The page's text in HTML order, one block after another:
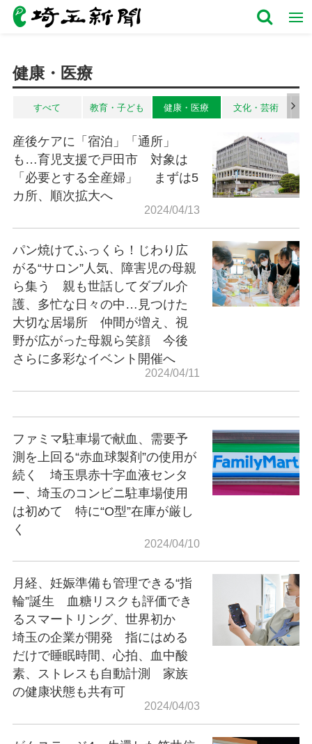
健康・医療
すべて 教育・子ども 健康・医療 文化・芸術
産後ケアに「宿泊」「通所」
も…育児支援で戸田市 対象は
「必要とする全産婦」 まずは5
カ所、順次拡大へ
2024/04/13
パン焼けてふっくら！じわり広
がる“サロン”人気、障害児の母親
ら集う 親も世話してダブル介
護、多忙な日々の中…見つけた
大切な居場所 仲間が増え、視
野が広がった母親ら笑顔 今後
さらに多彩なイベント開催へ
2024/04/11
ファミマ駐車場で献血、需要予
測を上回る“赤血球製剤”の使用が
続く 埼玉県赤十字血液センタ
ー、埼玉のコンビニ駐車場使用
は初めて 特に“O型”在庫が厳し
く
2024/04/10
月経、妊娠準備も管理できる“指
輪”誕生 血糖リスクも評価でき
るスマートリング、世界初か
埼玉の企業が開発 指にはめる
だけで睡眠時間、心拍、血中酸
素、ストレスも自動計測 家族
の健康状態も共有可
2024/04/03